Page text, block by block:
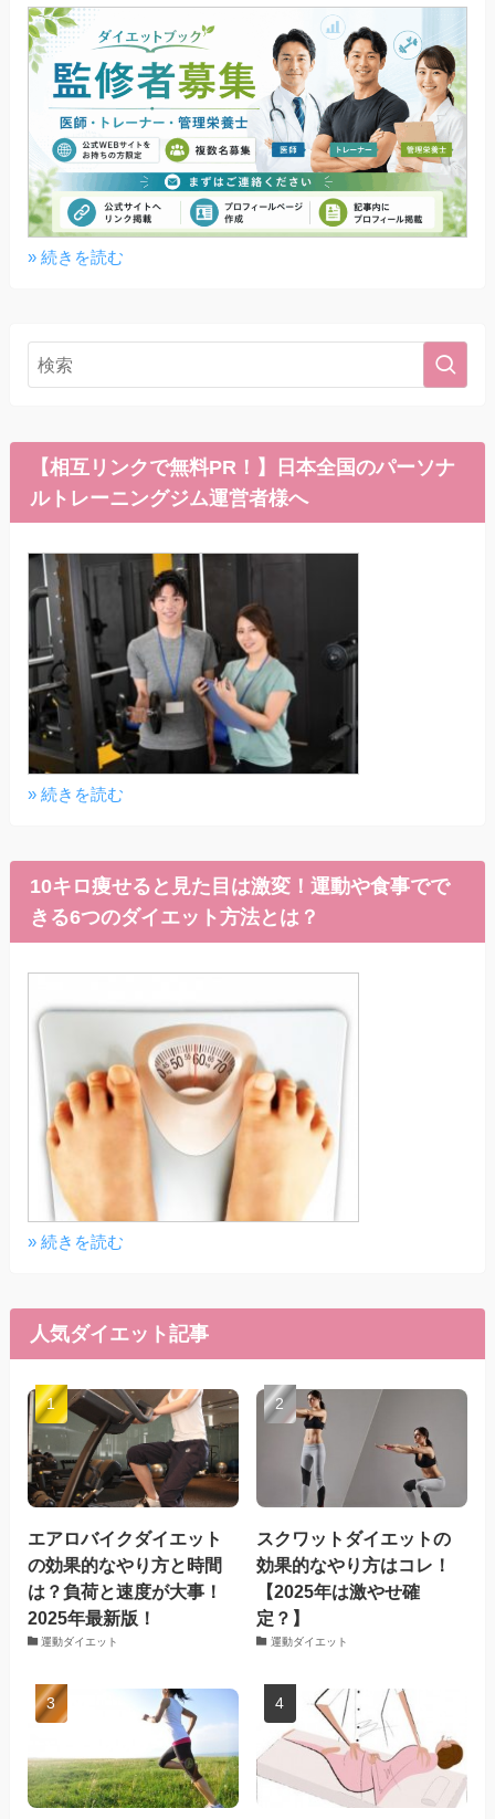
» 続きを読む
【相互リンクで無料PR！】日本全国のパーソナ
ルトレーニングジム運営者様へ
» 続きを読む
10キロ痩せると見た目は激変！運動や食事でで
きる6つのダイエット方法とは？
» 続きを読む
人気ダイエット記事
エアロバイクダイエット
の効果的なやり方と時間
は？負荷と速度が大事！
2025年最新版！
運動ダイエット
スクワットダイエットの
効果的なやり方はコレ！
【2025年は激やせ確
定？】
運動ダイエット